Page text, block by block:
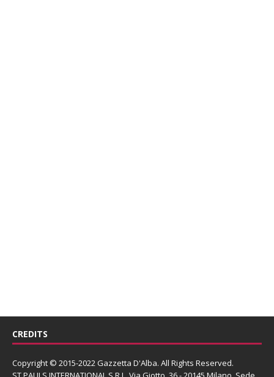
CREDITS
Copyright © 2015-2022 Gazzetta D'Alba. All Rights Reserved.